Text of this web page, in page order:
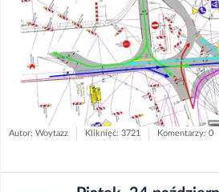
Autor: Woytazz Kliknięć: 3721 Komentarzy: 0